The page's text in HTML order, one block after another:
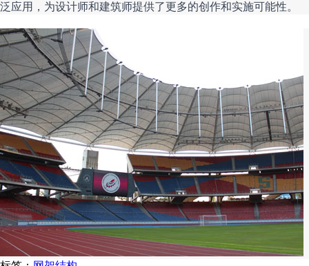
泛应用，为设计师和建筑师提供了更多的创作和实施可能性。